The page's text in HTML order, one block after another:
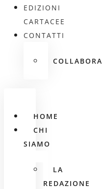
EDIZIONI
CARTACEE
CONTATTI
COLLABORA
HOME
CHI
SIAMO
LA
REDAZIONE